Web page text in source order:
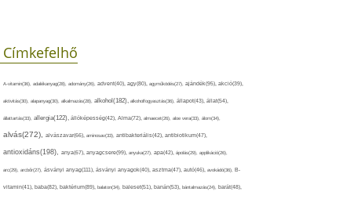
Címkefelhő
A-vitamin(36), adalékanyag(28), adomány(26), advent(40), agy(80), agyműködés(27), ajándék(95), akció(39),
aktivitás(30), alapanyag(30), alkalmazás(28), alkohol(182), alkoholfogyasztás(36), állapot(43), állat(54),
állattartás(33), allergia(122), állóképesség(42), Alma(72), almaecet(26), aloe vera(33), álom(34),
alvás(272), alvászavar(66), aminosav(33), antibakteriális(42), antibiotikum(47),
antioxidáns(198), anya(67), anyagcsere(99), anyuka(27), apa(42), ápolás(29), applikáció(26),
arc(29), arcbőr(27), ásványi anyag(111), ásványi anyagok(40), asztma(47), autó(46), avokádó(36), B-
vitamin(41), baba(82), baktérium(89), balaton(34), baleset(51), banán(53), bántalmazás(24), barát(48),